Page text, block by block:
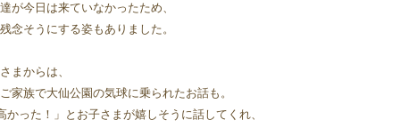
が今日は来ていなかったため、
念そうにする姿もありました。
まからは、
家族で大仙公園の気球に乗られたお話も。
った！」とお子さまが嬉しそうに話してくれ、